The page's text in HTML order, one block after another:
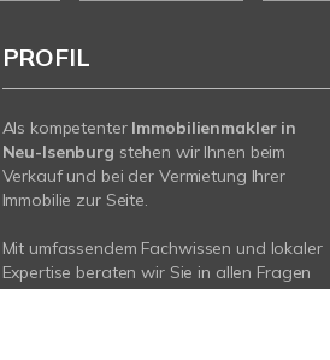
PROFIL
Als kompetenter Immobilienmakler in
Neu-Isenburg stehen wir Ihnen beim
Verkauf und bei der Vermietung Ihrer
Immobilie zur Seite.
Mit umfassendem Fachwissen und lokaler
Expertise beraten wir Sie in allen Fragen
rund um Ihr Haus oder Ihre Wohnung in